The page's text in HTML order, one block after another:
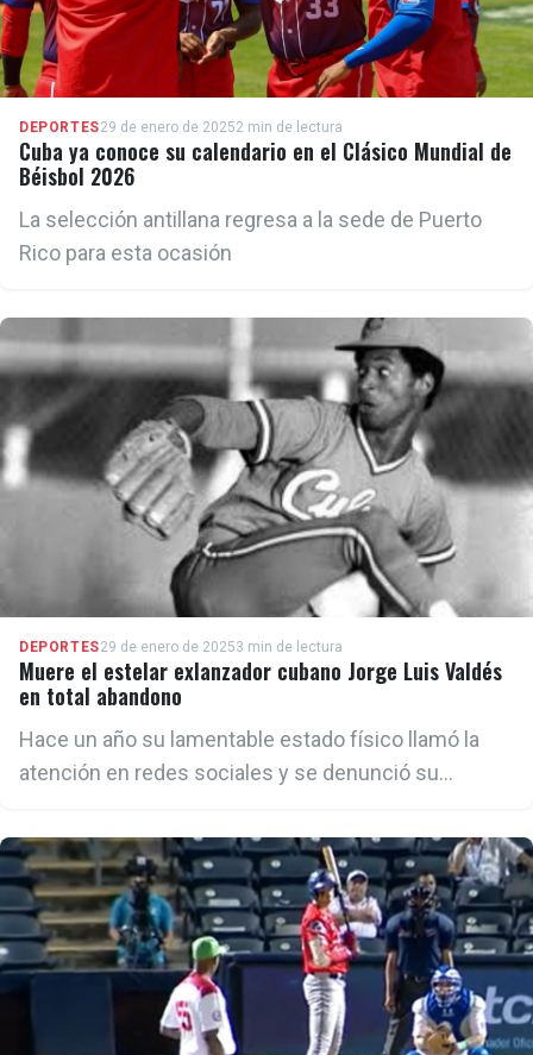
DEPORTES29 de enero de 20252 min de lectura
Cuba ya conoce su calendario en el Clásico Mundial de
Béisbol 2026
La selección antillana regresa a la sede de Puerto
Rico para esta ocasión
DEPORTES29 de enero de 20253 min de lectura
Muere el estelar exlanzador cubano Jorge Luis Valdés
en total abandono
Hace un año su lamentable estado físico llamó la
atención en redes sociales y se denunció su
en la isla